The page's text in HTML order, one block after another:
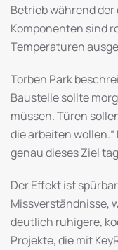
Betrieb während
Komponenten sind
Temperaturen
Torben Park
Baustelle sollte
müssen. Türen
die arbeiten
genau dieses Ziel
Der Effekt ist
Missverständnisse,
deutlich ruhigere,
Projekte, die mit